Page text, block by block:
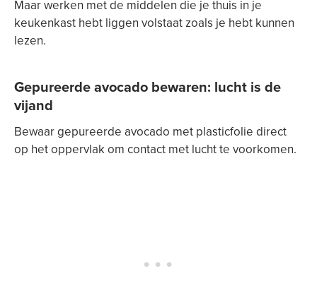
Maar werken met de middelen die je thuis in je
keukenkast hebt liggen volstaat zoals je hebt kunnen
lezen.
Gepureerde avocado bewaren: lucht is de
vijand
Bewaar gepureerde avocado met plasticfolie direct
op het oppervlak om contact met lucht te voorkomen.